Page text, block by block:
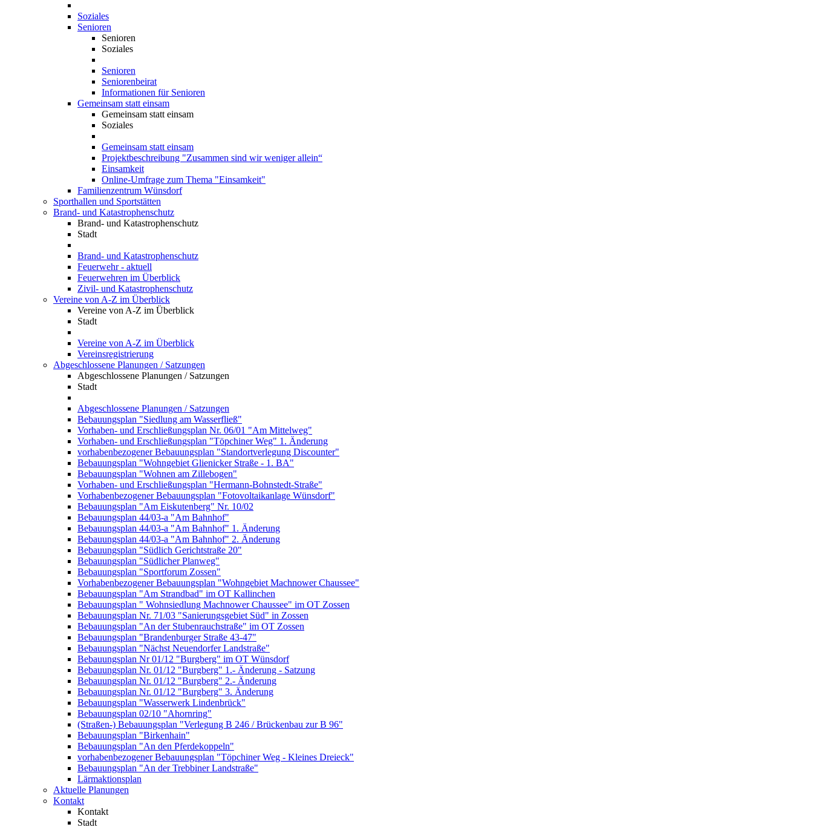
Soziales
Senioren
Senioren
Soziales
Senioren
Seniorenbeirat
Informationen für Senioren
Gemeinsam statt einsam
Gemeinsam statt einsam
Soziales
Gemeinsam statt einsam
Projektbeschreibung "Zusammen sind wir weniger allein“
Einsamkeit
Online-Umfrage zum Thema "Einsamkeit"
Familienzentrum Wünsdorf
Sporthallen und Sportstätten
Brand- und Katastrophenschutz
Brand- und Katastrophenschutz
Stadt
Brand- und Katastrophenschutz
Feuerwehr - aktuell
Feuerwehren im Überblick
Zivil- und Katastrophenschutz
Vereine von A-Z im Überblick
Vereine von A-Z im Überblick
Stadt
Vereine von A-Z im Überblick
Vereinsregistrierung
Abgeschlossene Planungen / Satzungen
Abgeschlossene Planungen / Satzungen
Stadt
Abgeschlossene Planungen / Satzungen
Bebauungsplan "Siedlung am Wasserfließ"
Vorhaben- und Erschließungsplan Nr. 06/01 "Am Mittelweg"
Vorhaben- und Erschließungsplan "Töpchiner Weg" 1. Änderung
vorhabenbezogener Bebauungsplan "Standortverlegung Discounter"
Bebauungsplan "Wohngebiet Glienicker Straße - 1. BA"
Bebauungsplan "Wohnen am Zillebogen"
Vorhaben- und Erschließungsplan "Hermann-Bohnstedt-Straße"
Vorhabenbezogener Bebauungsplan "Fotovoltaikanlage Wünsdorf"
Bebauungsplan "Am Eiskutenberg" Nr. 10/02
Bebauungsplan 44/03-a "Am Bahnhof"
Bebauungsplan 44/03-a "Am Bahnhof" 1. Änderung
Bebauungsplan 44/03-a "Am Bahnhof" 2. Änderung
Bebauungsplan "Südlich Gerichtstraße 20"
Bebauungsplan "Südlicher Planweg"
Bebauungsplan "Sportforum Zossen"
Vorhabenbezogener Bebauungsplan "Wohngebiet Machnower Chaussee"
Bebauungsplan "Am Strandbad" im OT Kallinchen
Bebauungsplan " Wohnsiedlung Machnower Chaussee" im OT Zossen
Bebauungsplan Nr. 71/03 "Sanierungsgebiet Süd" in Zossen
Bebauungsplan "An der Stubenrauchstraße" im OT Zossen
Bebauungsplan "Brandenburger Straße 43-47"
Bebauungsplan "Nächst Neuendorfer Landstraße"
Bebauungsplan Nr 01/12 "Burgberg" im OT Wünsdorf
Bebauungsplan Nr. 01/12 "Burgberg" 1.- Änderung - Satzung
Bebauungsplan Nr. 01/12 "Burgberg" 2.- Änderung
Bebauungsplan Nr. 01/12 "Burgberg" 3. Änderung
Bebauungsplan "Wasserwerk Lindenbrück"
Bebauungsplan 02/10 "Ahornring"
(Straßen-) Bebauungsplan "Verlegung B 246 / Brückenbau zur B 96"
Bebauungsplan "Birkenhain"
Bebauungsplan "An den Pferdekoppeln"
vorhabenbezogener Bebauungsplan "Töpchiner Weg - Kleines Dreieck"
Bebauungsplan "An der Trebbiner Landstraße"
Lärmaktionsplan
Aktuelle Planungen
Kontakt
Kontakt
Stadt